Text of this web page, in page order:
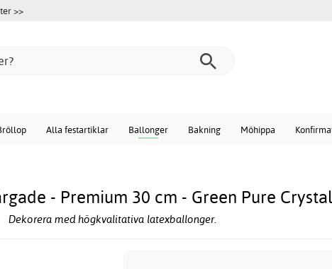
>>
Alla festartiklar Ballonger Bakning Möhippa
- Premium 30 cm - Green Pure Crystal
Dekorera med högkvalitativa latexballonger.